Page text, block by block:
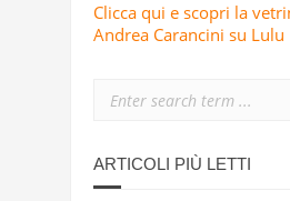
Clicca qui e scopri la
Andrea Carancini su Lulu
ARTICOLI PIÙ LETTI